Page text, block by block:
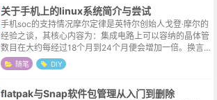
关于手机上的linux系统简介与尝试
手机soc的支持情况‌‌摩尔定律是‌英特尔创始人‌戈登·摩尔的
经验之谈，其核心内容为：‌集成电路上可以容纳的‌晶体管
数目在大约每经过18个月到24个月便会增加一倍。换言
之，‌处理器的性能大约每两年翻一倍，同时价格下降为之
前的一半‌。这...
随笔 DIY
flatpak与Snap软件包管理从入门到删除